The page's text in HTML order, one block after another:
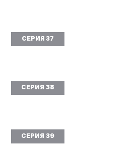
СЕРИЯ 37
СЕРИЯ 38
СЕРИЯ 39